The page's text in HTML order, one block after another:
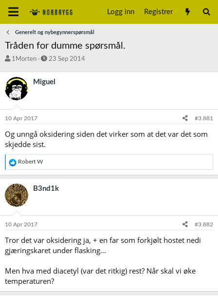
Logg inn Registrer
Generelt og nybegynnerspørsmål
Tråden for dumme spørsmål.
T
å
d
s
a
r
e
r
1Morten
S
r
a
23 Sep 2014
Miguel
10 Apr 2017 #3.881
Og unngå oksidering siden det virker som at det var det som
skjedde sist.
R
e
a
k
s
j
o
e
:
Robert W
B3nd1k
10 Apr 2017 #3.882
Tror det var oksidering ja, + en far som forkjølt hostet nedi
gjæringskaret under flasking...
Men hva med diacetyl (var det ritkig) rest? Når skal vi øke
temperaturen?